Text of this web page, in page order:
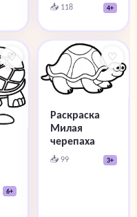
📥 118 4+
♡
6+
♡
Раскраска
Милая
черепаха
📥 99 3+